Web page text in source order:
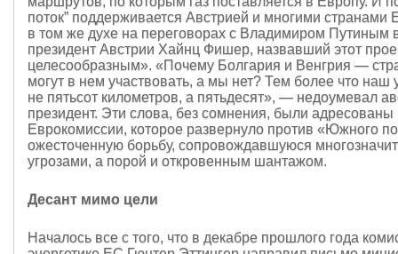
поток” поддерживается Австрией и многими
в том же духе на переговорах с Владимиром Путиным
президент Австрии Хайнц Фишер, назвавший этот
целесообразным». «Почему Болгария и Венгрия —
могут в нем участвовать, а мы нет? Тем более что наш
не пятьсот километров, а пятьдесят», — недоумевал
президент. Эти слова, без сомнения, были адресованы
Еврокомиссии, которое развернуло против «Южного
ожесточенную борьбу, сопровождавшуюся
угрозами, а порой и откровенным шантажом.
Десант мимо цели
Началось все с того, что в декабре прошлого года